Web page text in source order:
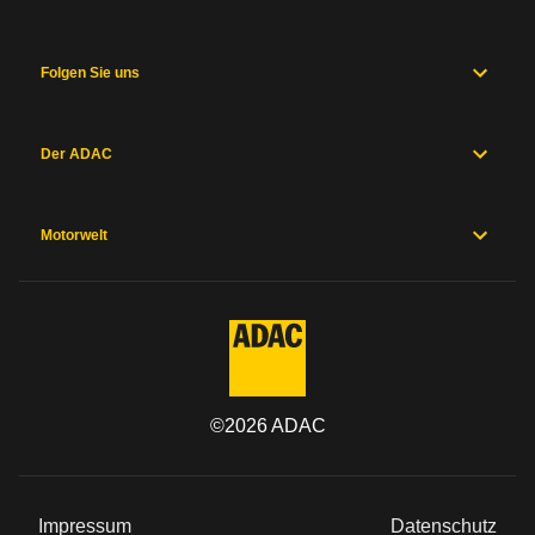
Folgen Sie uns
Der ADAC
Motorwelt
©2026ADAC
Impressum Datenschutz